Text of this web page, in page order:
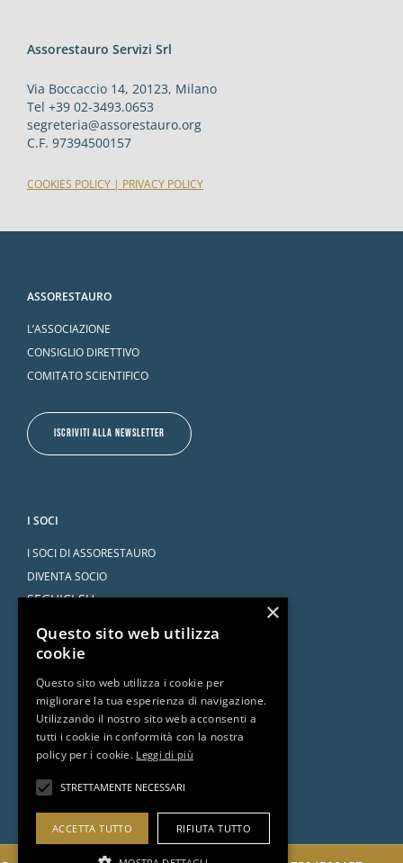
Assorestauro Servizi Srl
Via Boccaccio 14, 20123, Milano
Tel +39 02-3493.0653
segreteria@assorestauro.org
C.F. 97394500157
COOKIES POLICY | PRIVACY POLICY
ASSORESTAURO
L’ASSOCIAZIONE
CONSIGLIO DIRETTIVO
COMITATO SCIENTIFICO
ISCRIVITI ALLA NEWSLETTER
I SOCI
I SOCI DI ASSORESTAURO
DIVENTA SOCIO
SEGUICI SU
SERVIZI
CONVENZIONI
L’AVVOCATO RISPONDE
DOCUMENTI E RISORSE
×
Questo sito web utilizza
cookie
Questo sito web utilizza i cookie per
migliorare la tua esperienza di navigazione.
Utilizzando il nostro sito web acconsenti a
tutti i cookie in conformità con la nostra
policy per i cookie. Leggi di più
STRETTAMENTE NECESSARI
ACCETTA TUTTO RIFIUTA TUTTO